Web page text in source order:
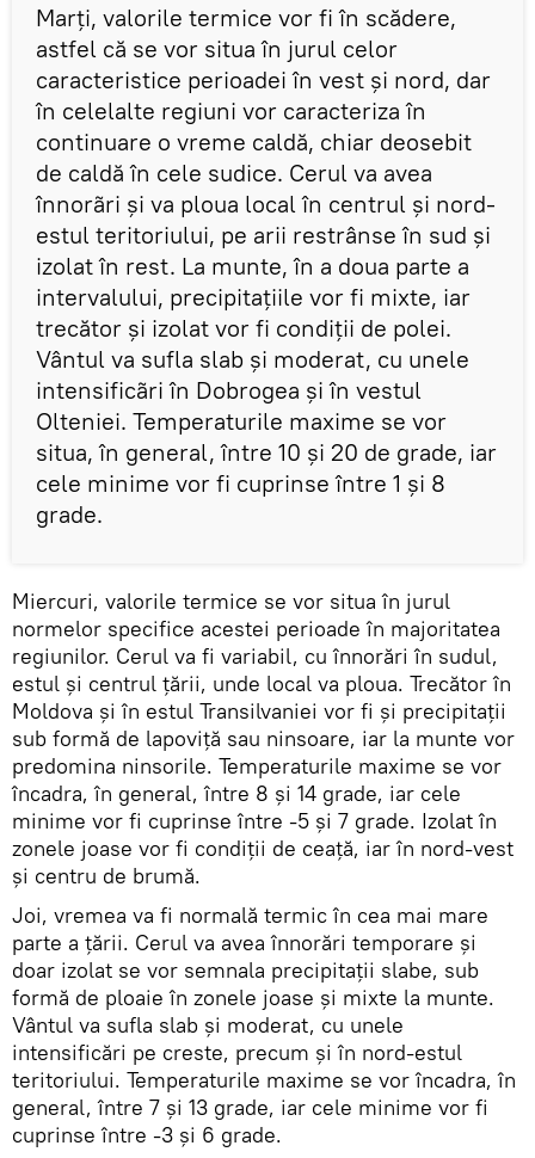
Marţi, valorile termice vor fi în scădere,
astfel că se vor situa în jurul celor
caracteristice perioadei în vest şi nord, dar
în celelalte regiuni vor caracteriza în
continuare o vreme caldă, chiar deosebit
de caldă în cele sudice. Cerul va avea
înnorãri şi va ploua local în centrul şi nord-
estul teritoriului, pe arii restrânse în sud şi
izolat în rest. La munte, în a doua parte a
intervalului, precipitaţiile vor fi mixte, iar
trecător şi izolat vor fi condiţii de polei.
Vântul va sufla slab şi moderat, cu unele
intensificãri în Dobrogea şi în vestul
Olteniei. Temperaturile maxime se vor
situa, în general, între 10 şi 20 de grade, iar
cele minime vor fi cuprinse între 1 şi 8
grade.
Miercuri, valorile termice se vor situa în jurul
normelor specifice acestei perioade în majoritatea
regiunilor. Cerul va fi variabil, cu înnorări în sudul,
estul şi centrul ţării, unde local va ploua. Trecător în
Moldova şi în estul Transilvaniei vor fi şi precipitaţii
sub formă de lapoviţă sau ninsoare, iar la munte vor
predomina ninsorile. Temperaturile maxime se vor
încadra, în general, între 8 şi 14 grade, iar cele
minime vor fi cuprinse între -5 şi 7 grade. Izolat în
zonele joase vor fi condiţii de ceaţă, iar în nord-vest
şi centru de brumă.
Joi, vremea va fi normală termic în cea mai mare
parte a ţării. Cerul va avea înnorări temporare şi
doar izolat se vor semnala precipitaţii slabe, sub
formă de ploaie în zonele joase şi mixte la munte.
Vântul va sufla slab şi moderat, cu unele
intensificări pe creste, precum şi în nord-estul
teritoriului. Temperaturile maxime se vor încadra, în
general, între 7 şi 13 grade, iar cele minime vor fi
cuprinse între -3 şi 6 grade.